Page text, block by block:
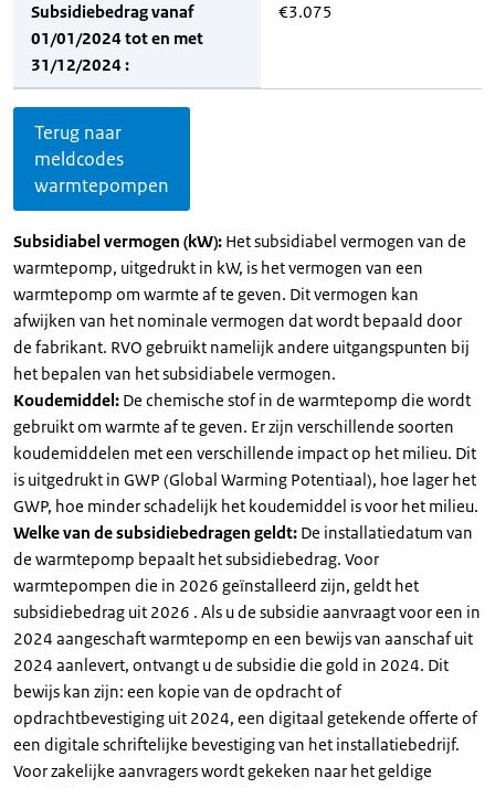
Subsidiebedrag vanaf
01/01/2024 tot en met
31/12/2024 :
€3.075
Terug naar
meldcodes
warmtepompen
Subsidiabel vermogen (kW): Het subsidiabel vermogen van de
warmtepomp, uitgedrukt in kW, is het vermogen van een
warmtepomp om warmte af te geven. Dit vermogen kan
afwijken van het nominale vermogen dat wordt bepaald door
de fabrikant. RVO gebruikt namelijk andere uitgangspunten bij
het bepalen van het subsidiabele vermogen.
Koudemiddel: De chemische stof in de warmtepomp die wordt
gebruikt om warmte af te geven. Er zijn verschillende soorten
koudemiddelen met een verschillende impact op het milieu. Dit
is uitgedrukt in GWP (Global Warming Potentiaal), hoe lager het
GWP, hoe minder schadelijk het koudemiddel is voor het milieu.
Welke van de subsidiebedragen geldt: De installatiedatum van
de warmtepomp bepaalt het subsidiebedrag. Voor
warmtepompen die in 2026 geïnstalleerd zijn, geldt het
subsidiebedrag uit 2026 . Als u de subsidie aanvraagt voor een in
2024 aangeschaft warmtepomp en een bewijs van aanschaf uit
2024 aanlevert, ontvangt u de subsidie die gold in 2024. Dit
bewijs kan zijn: een kopie van de opdracht of
opdrachtbevestiging uit 2024, een digitaal getekende offerte of
een digitale schriftelijke bevestiging van het installatiebedrijf.
Voor zakelijke aanvragers wordt gekeken naar het geldige